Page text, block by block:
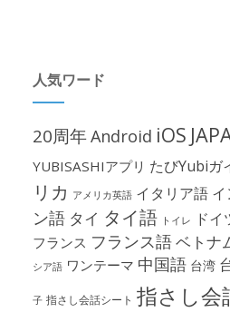
人気ワード
20周年Android iOS
YUBISASHIアプリ たびYubiガ
リカ アメリカ英語 イタリア語
ン語 タイ タイ語 トイレ ドイ
フランス フランス語ベトナ
シア語 ワンテーマ 中国語 台湾
子 指さし会話シート 指さし会